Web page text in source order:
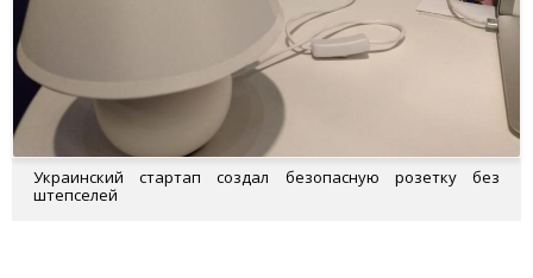
Украинский стартап создал безопасную розетку без
штепселей